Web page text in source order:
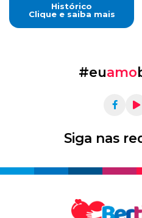
Histórico
Clique e saiba mais
#euamo
Siga nas